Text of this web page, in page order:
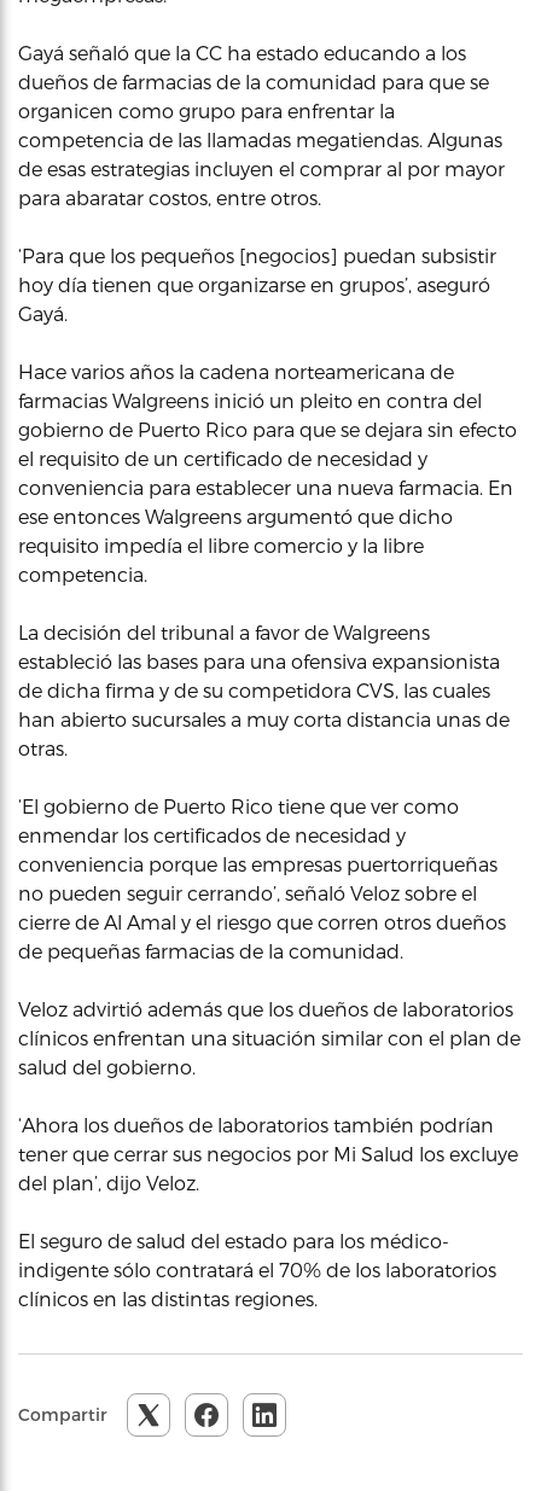
Gayá señaló que la CC ha estado educando a los
dueños de farmacias de la comunidad para que se
organicen como grupo para enfrentar la
competencia de las llamadas megatiendas. Algunas
de esas estrategias incluyen el comprar al por mayor
para abaratar costos, entre otros.
‘Para que los pequeños [negocios] puedan subsistir
hoy día tienen que organizarse en grupos’, aseguró
Gayá.
Hace varios años la cadena norteamericana de
farmacias Walgreens inició un pleito en contra del
gobierno de Puerto Rico para que se dejara sin efecto
el requisito de un certificado de necesidad y
conveniencia para establecer una nueva farmacia. En
ese entonces Walgreens argumentó que dicho
requisito impedía el libre comercio y la libre
competencia.
La decisión del tribunal a favor de Walgreens
estableció las bases para una ofensiva expansionista
de dicha firma y de su competidora CVS, las cuales
han abierto sucursales a muy corta distancia unas de
otras.
‘El gobierno de Puerto Rico tiene que ver como
enmendar los certificados de necesidad y
conveniencia porque las empresas puertorriqueñas
no pueden seguir cerrando’, señaló Veloz sobre el
cierre de Al Amal y el riesgo que corren otros dueños
de pequeñas farmacias de la comunidad.
Veloz advirtió además que los dueños de laboratorios
clínicos enfrentan una situación similar con el plan de
salud del gobierno.
‘Ahora los dueños de laboratorios también podrían
tener que cerrar sus negocios por Mi Salud los excluye
del plan’, dijo Veloz.
El seguro de salud del estado para los médico-
indigente sólo contratará el 70% de los laboratorios
clínicos en las distintas regiones.
Compartir